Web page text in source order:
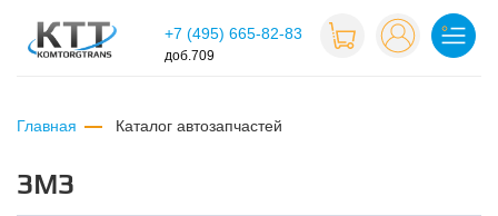
+7 (495) 665-82-83
доб.709
Главная каталог автозапчастей
ЗМЗ